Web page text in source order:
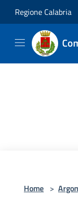
Regione Calabria
Home >